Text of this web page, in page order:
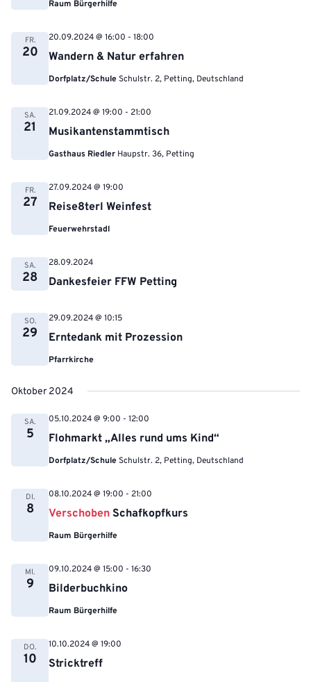
Raum Bürgerhilfe
FR.
20 Wandern & Natur erfahren
20.09.2024 @ 16:00 - 18:00
Dorfplatz/Schule Schulstr. 2, Petting, Deutschland
SA.
21 Musikantenstammtisch
21.09.2024 @ 19:00 - 21:00
Gasthaus Riedler Haupstr. 36, Petting
FR.
27 Reise8terl Weinfest
27.09.2024 @ 19:00
Feuerwehrstadl
SA.
28 Dankesfeier FFW Petting
28.09.2024
SO.
29 Erntedank mit Prozession
29.09.2024 @ 10:15
Pfarrkirche
Oktober 2024
SA.
5 Flohmarkt „Alles rund ums Kind“
05.10.2024 @ 9:00 - 12:00
Dorfplatz/Schule Schulstr. 2, Petting, Deutschland
DI.
8 Verschoben Schafkopfkurs
08.10.2024 @ 19:00 - 21:00
Raum Bürgerhilfe
MI.
9 Bilderbuchkino
09.10.2024 @ 15:00 - 16:30
Raum Bürgerhilfe
DO.
10 Stricktreff
10.10.2024 @ 19:00